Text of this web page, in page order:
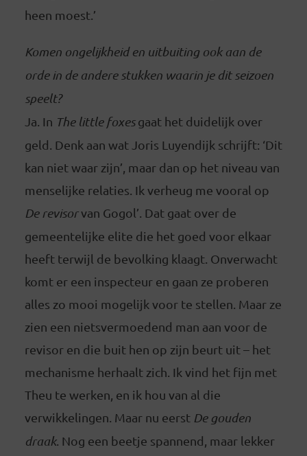
heen moest.’
Komen ongelijkheid en uitbuiting ook aan de
orde in de andere stukken waarin je dit seizoen
speelt?
Ja. In The little foxesgaat het duidelijk over
geld. Denk aan wat Joris Luyendijk schrijft: ‘Dit
kan niet waar zijn’, maar dan op het niveau van
menselijke relaties. Ik verheug me vooral op
De revisorvan Gogol’. Dat gaat over de
gemeentelijke elite die het goed voor elkaar
heeft terwijl de bevolking klaagt. Onverwacht
komt er een inspecteur en gaan ze proberen
alles zo mooi mogelijk voor te stellen. Maar ze
zien een nietsvermoedend man aan voor de
revisor en die buit hen op zijn beurt uit – het
mechanisme herhaalt zich. Ik vind het fijn met
Theu te werken, en ik hou van al die
verwikkelingen. Maar nu eerst De gouden
draak. Nog een beetje spannend, maar lekker